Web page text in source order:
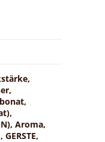
Aroma,